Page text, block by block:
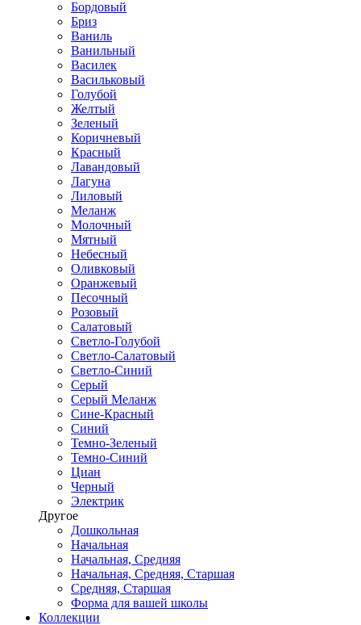
Бордовый
Бриз
Ваниль
Ванильный
Василек
Васильковый
Голубой
Желтый
Зеленый
Коричневый
Красный
Лавандовый
Лагуна
Лиловый
Меланж
Молочный
Мятный
Небесный
Оливковый
Оранжевый
Песочный
Розовый
Салатовый
Светло-Голубой
Светло-Салатовый
Светло-Синий
Серый
Серый Меланж
Сине-Красный
Синий
Темно-Зеленый
Темно-Синий
Циан
Черный
Электрик
Другое
Дошкольная
Начальная
Начальная, Средняя
Начальная, Средняя, Старшая
Средняя, Старшая
Форма для вашей школы
Коллекции